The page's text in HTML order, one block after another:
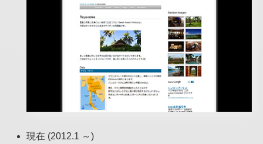
現在 (2012.1 ～)